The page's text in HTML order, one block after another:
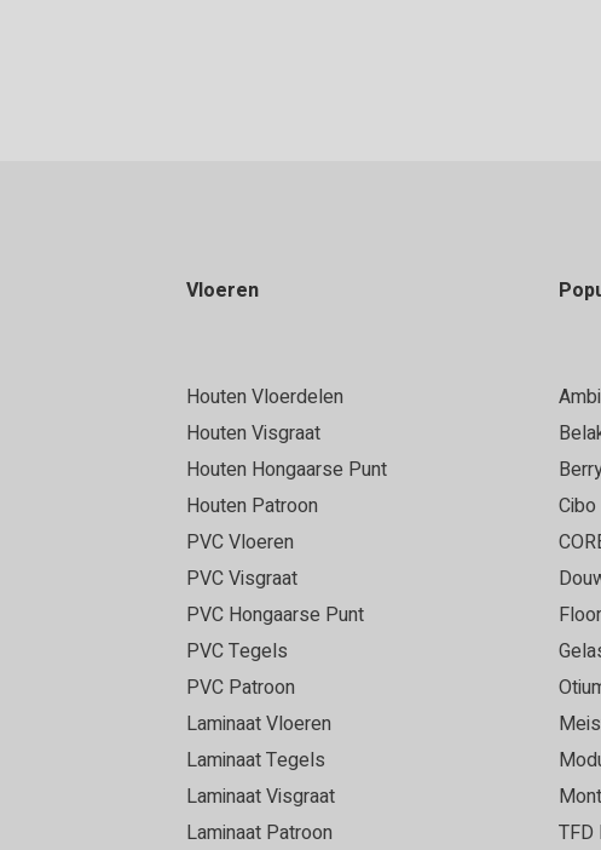
Vloeren
Houten Vloerdelen
Houten Visgraat
Houten Hongaarse Punt
Houten Patroon
PVC Vloeren
PVC Visgraat
PVC Hongaarse Punt
PVC Tegels
PVC Patroon
Laminaat Vloeren
Laminaat Tegels
Laminaat Visgraat
Laminaat Patroon
Cibo
TFD